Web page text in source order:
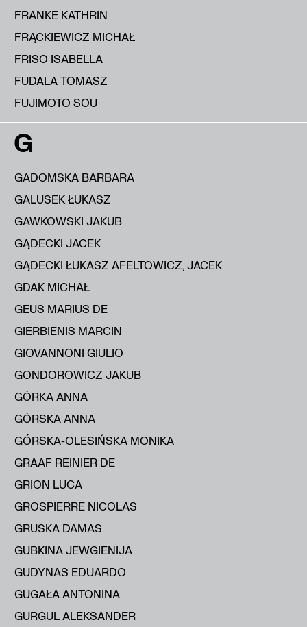
FRANKE KATHRIN
FRĄCKIEWICZ MICHAŁ
FRISO ISABELLA
FUDALA TOMASZ
FUJIMOTO SOU
G
GADOMSKA BARBARA
GALUSEK ŁUKASZ
GAWKOWSKI JAKUB
GĄDECKI JACEK
GĄDECKI ŁUKASZ AFELTOWICZ, JACEK
GDAK MICHAŁ
GEUS MARIUS DE
GIERBIENIS MARCIN
GIOVANNONI GIULIO
GONDOROWICZ JAKUB
GÓRKA ANNA
GÓRSKA ANNA
GÓRSKA-OLESIŃSKA MONIKA
GRAAF REINIER DE
GRION LUCA
GROSPIERRE NICOLAS
GRUSKA DAMAS
GUBKINA JEWGIENIJA
GUDYNAS EDUARDO
GUGAŁA ANTONINA
GURGUL ALEKSANDER